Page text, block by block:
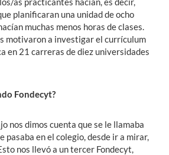
planificaran una unidad de ocho
muchas menos horas de clases.
motivaron a investigar el currículum
en 21 carreras de diez universidades
Fondecyt?
nos dimos cuenta que se le llamaba
pasaba en el colegio, desde ir a mirar,
nos llevó a un tercer Fondecyt,